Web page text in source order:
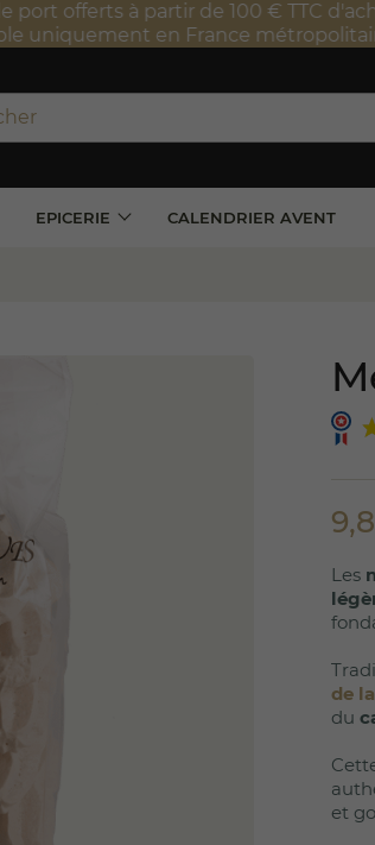
offerts à partir de 100 € TTC
uniquement en France métropolitaine
EPICERIE CALENDRIER AVENT
Les
de
du
et